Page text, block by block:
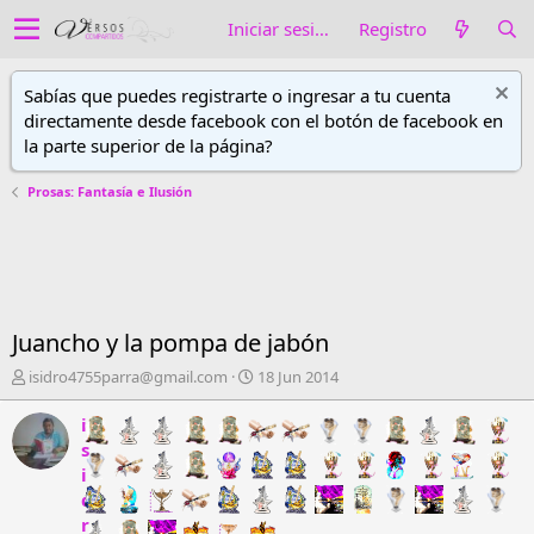
Iniciar sesión Registro
Sabías que puedes registrarte o ingresar a tu cuenta
directamente desde facebook con el botón de facebook en
la parte superior de la página?
Prosas: Fantasía e Ilusión
Juancho y la pompa de jabón
A
u
t
o
r
isidro4755parra@gmail.com
F
e
c
h
a
d
e
i
18 Jun 2014
i
s
i
d
r